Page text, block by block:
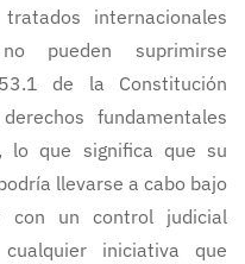
internacionales
pueden suprimirse
de la Constitución
fundamentales
lo que significa que su
llevarse a cabo bajo
con un control judicial
iniciativa que